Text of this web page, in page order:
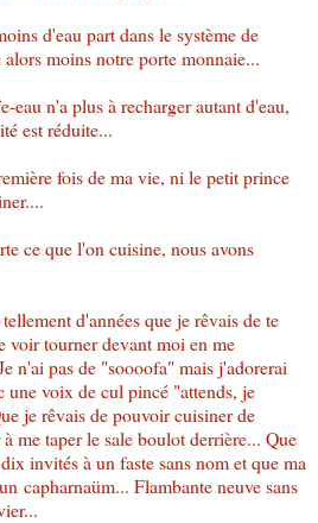
d'eau part dans le système de
moins notre porte monnaie...
eau n'a plus à recharger autant d'eau,
est réduite...
fois de ma vie, ni le petit prince
ce que l'on cuisine, nous avons
d'années que je rêvais de te
voir tourner devant moi en me
n'ai pas de "soooofa" mais j'adorerai
une voix de cul pincé "attends, je
je rêvais de pouvoir cuisiner de
me taper le sale boulot derrière... Que
invités à un faste sans nom et que ma
capharnaüm... Flambante neuve sans